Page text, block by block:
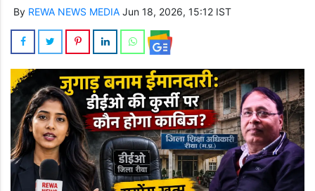
By REWA NEWS MEDIA Jun 18, 2026, 15:12 IST